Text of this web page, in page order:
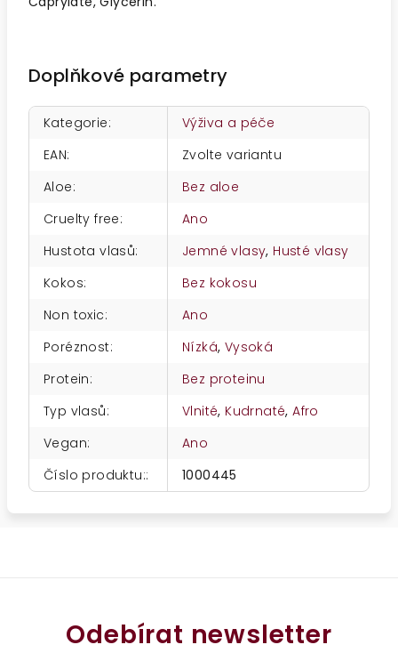
Doplňkové parametry
Kategorie:
Výživa a péče
EAN:
Zvolte variantu
Aloe:
Bez aloe
Cruelty free:
Ano
Hustota vlasů: Jemné vlasy, Husté vlasy
Kokos:
Bez kokosu
Non toxic:
Ano
Poréznost: Nízká, Vysoká
Protein:
Bez proteinu
Typ vlasů: Vlnité, Kudrnaté,Afro
Vegan:
Ano
Číslo produktu:: 1000445
Odebírat newsletter